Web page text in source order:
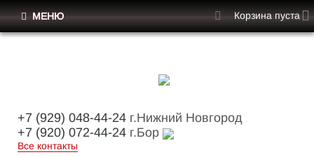
+7 (929) 048-44-24 г.Нижний Новгород
+7 (920) 072-44-24 г.Бор
Все контакты
МЕНЮ Корзина пуста